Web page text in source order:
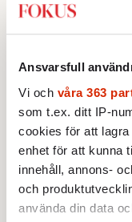
Ansvarsfull
Vi och våra 363
som t.ex. ditt IP-
cookies för att
enhet för att kunna
innehåll, annons-
och
använda din data
Den stora massan av
personerna som ingår
inflytelserika